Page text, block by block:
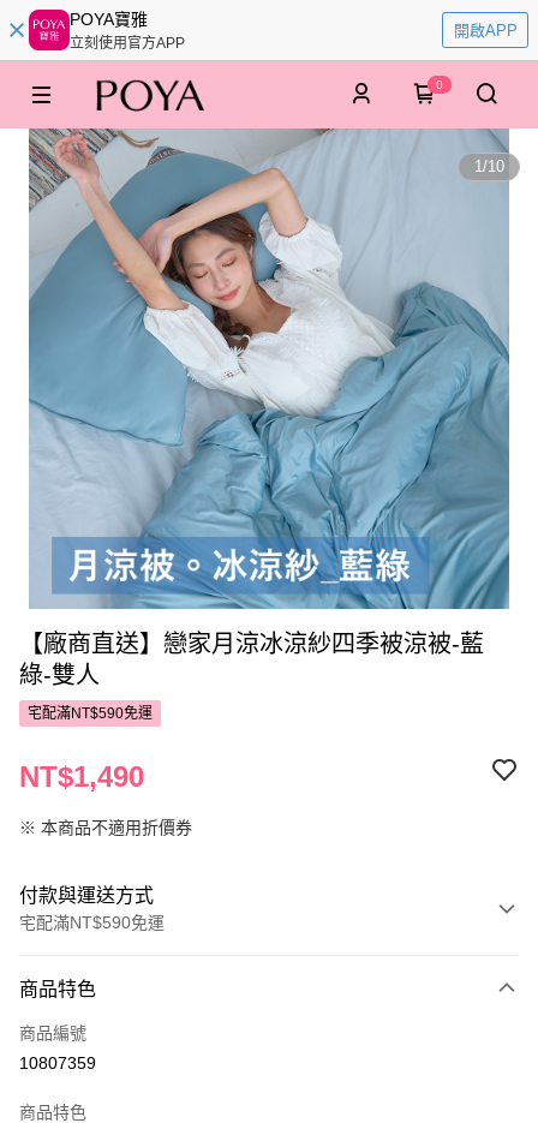
POYA寶雅
立刻使用官方APP
開啟APP
0
1/10
【廠商直送】戀家月涼冰涼紗四季被涼被-藍
綠-雙人
宅配滿NT$590免運
NT$1,490
※ 本商品不適用折價券
付款與運送方式
宅配滿NT$590免運
POYA支付
信用卡一次付款
商品特色
商品編號
10807359
商品特色